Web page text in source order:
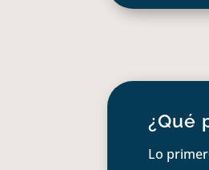
¿Qué
Lo